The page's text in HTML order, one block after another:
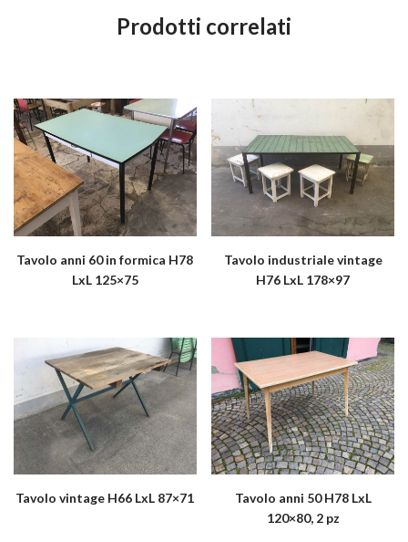
Prodotti correlati
Tavolo anni 60 in formica H78
LxL 125×75
Tavolo industriale vintage
H76 LxL 178×97
Tavolo vintage H66 LxL 87×71
Tavolo anni 50 H78 LxL
120×80, 2 pz